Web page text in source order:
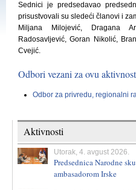
Sednici je predsedavao
prisustvovali su sledeći članovi i
Miljana Milojević, Dragana
Radosavljević, Goran Nikolić,
Cvejić.
Odbori vezani za ovu aktivnost
Odbor za privredu, regionalni
Aktivnosti
Utorak, 4. avgust 2026.
Predsednica Narodne
ambasadorom Irske